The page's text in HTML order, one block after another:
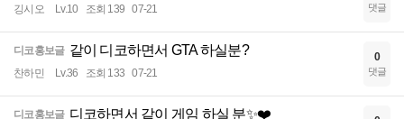
깅시오 Lv.10 조회 139 07-21 댓글
디코홍보글 같이 디코하면서 GTA 하실분?
찬하민 Lv.36 조회 133 07-21
0
댓글
디코홍보글 디코하면서 같이 게임 하실 분✨️❤️